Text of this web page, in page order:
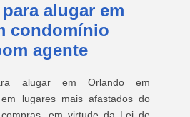
alugar em
condomínio
agente
alugar em Orlando em
lugares mais afastados do